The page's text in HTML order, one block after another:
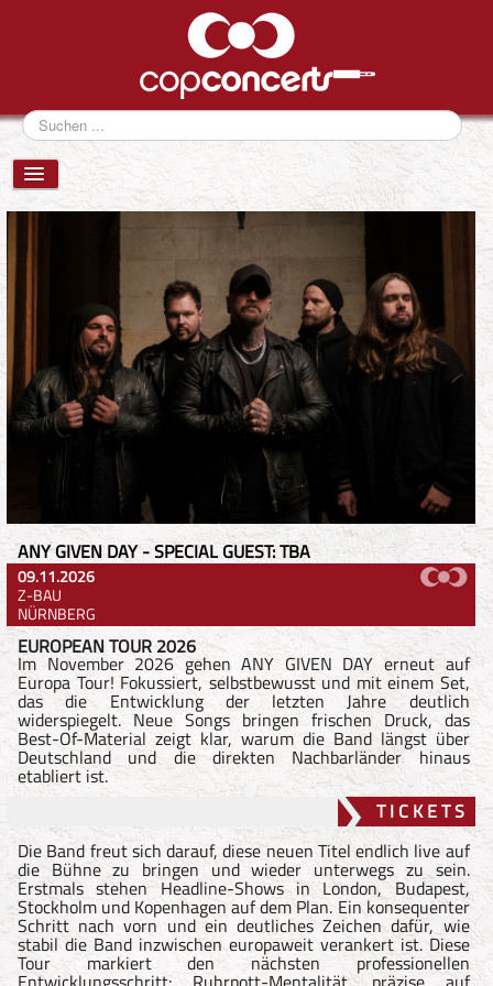
Suchen
...
VERANSTALTUNGEN
FESTIVALS
ÜBER UNS
eventCONSULTING
ANY GIVEN DAY - SPECIAL GUEST: TBA
09.11.2026
Z-BAU
NÜRNBERG
EUROPEAN TOUR 2026
Im November 2026 gehen ANY GIVEN DAY erneut auf
Europa Tour! Fokussiert, selbstbewusst und mit einem Set,
das die Entwicklung der letzten Jahre deutlich
widerspiegelt. Neue Songs bringen frischen Druck, das
Best-Of-Material zeigt klar, warum die Band längst über
Deutschland und die direkten Nachbarländer hinaus
etabliert ist.
T I C K E T S
Die Band freut sich darauf, diese neuen Titel endlich live auf
die Bühne zu bringen und wieder unterwegs zu sein.
Erstmals stehen Headline-Shows in London, Budapest,
Stockholm und Kopenhagen auf dem Plan. Ein konsequenter
Schritt nach vorn und ein deutliches Zeichen dafür, wie
stabil die Band inzwischen europaweit verankert ist. Diese
Tour markiert den nächsten professionellen